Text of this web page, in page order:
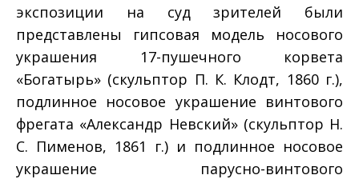
экспозиции на суд зрителей были
представлены гипсовая модель носового
украшения 17-пушечного корвета
«Богатырь» (скульптор П. К. Клодт, 1860 г.),
подлинное носовое украшение винтового
фрегата «Александр Невский» (скульптор Н.
С. Пименов, 1861 г.) и подлинное носовое
украшение парусно-винтового